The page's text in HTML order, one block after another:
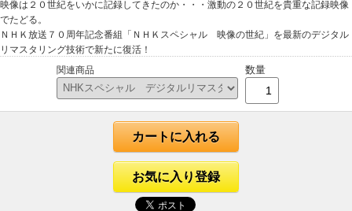
映像は２０世紀をいかに記録してきたのか・・・激動の２０世紀を貴重な記録映像
でたどる。
ＮＨＫ放送７０周年記念番組「ＮＨＫスペシャル 映像の世紀」を最新のデジタル
リマスタリング技術で新たに復活！
関連商品
数量
カートに入れる
お気に入り登録